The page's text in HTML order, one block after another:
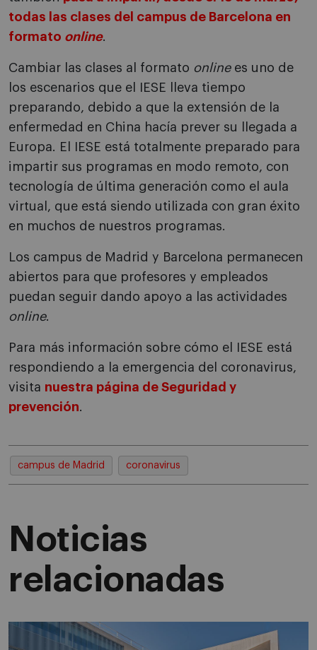
todas las clases del campus de Barcelona en
formato online.
Cambiar las clases al formato onlinees uno de
los escenarios que el IESE lleva tiempo
preparando, debido a que la extensión de la
enfermedad en China hacía prever su llegada a
Europa. El IESE está totalmente preparado para
impartir sus programas en modo remoto, con
tecnología de última generación como el aula
virtual, que está siendo utilizada con gran éxito
en muchos de nuestros programas.
Los campus de Madrid y Barcelona permanecen
abiertos para que profesores y empleados
puedan seguir dando apoyo a las actividades
online.
Para más información sobre cómo el IESE está
respondiendo a la emergencia del coronavirus,
visita nuestra página de Seguridad y
prevención.
campus de Madrid coronavirus
Noticias
relacionadas